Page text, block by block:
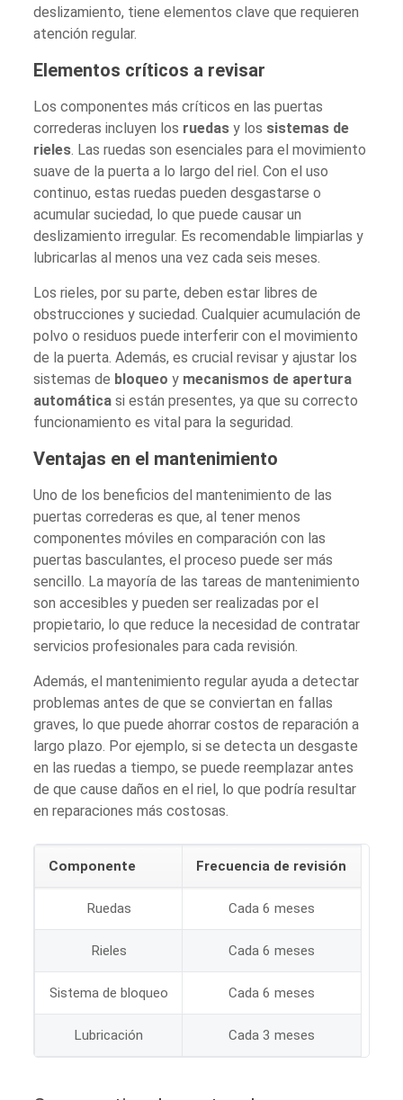
deslizamiento, tiene elementos clave que requieren
atención regular.
Elementos críticos a revisar
Los componentes más críticos en las puertas
correderas incluyen los ruedas y los sistemas de
rieles. Las ruedas son esenciales para el movimiento
suave de la puerta a lo largo del riel. Con el uso
continuo, estas ruedas pueden desgastarse o
acumular suciedad, lo que puede causar un
deslizamiento irregular. Es recomendable limpiarlas y
lubricarlas al menos una vez cada seis meses.
Los rieles, por su parte, deben estar libres de
obstrucciones y suciedad. Cualquier acumulación de
polvo o residuos puede interferir con el movimiento
de la puerta. Además, es crucial revisar y ajustar los
sistemas de bloqueo y mecanismos de apertura
automática si están presentes, ya que su correcto
funcionamiento es vital para la seguridad.
Ventajas en el mantenimiento
Uno de los beneficios del mantenimiento de las
puertas correderas es que, al tener menos
componentes móviles en comparación con las
puertas basculantes, el proceso puede ser más
sencillo. La mayoría de las tareas de mantenimiento
son accesibles y pueden ser realizadas por el
propietario, lo que reduce la necesidad de contratar
servicios profesionales para cada revisión.
Además, el mantenimiento regular ayuda a detectar
problemas antes de que se conviertan en fallas
graves, lo que puede ahorrar costos de reparación a
largo plazo. Por ejemplo, si se detecta un desgaste
en las ruedas a tiempo, se puede reemplazar antes
de que cause daños en el riel, lo que podría resultar
en reparaciones más costosas.
Componente Frecuencia de revisión
Ruedas Cada 6 meses
Rieles Cada 6 meses
Sistema de bloqueo Cada 6 meses
Lubricación Cada 3 meses